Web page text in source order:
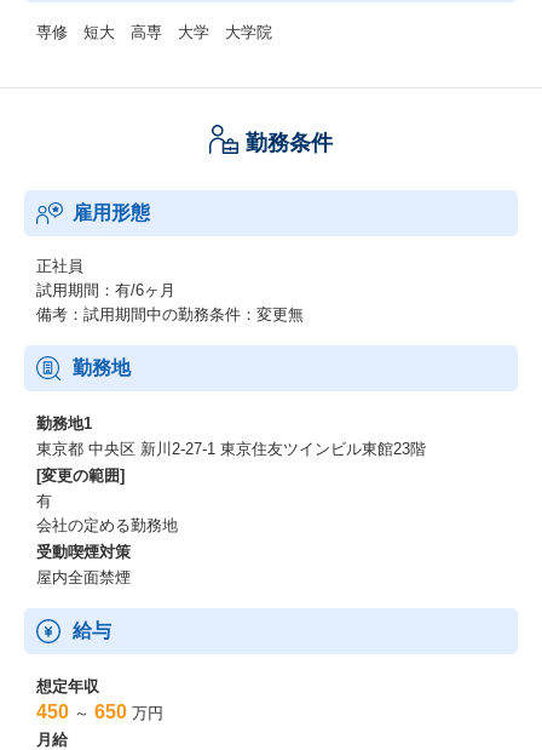
専修 短大 高専 大学 大学院
勤務条件
雇用形態
正社員
試用期間：有/6ヶ月
備考：試用期間中の勤務条件：変更無
勤務地
勤務地1
東京都 中央区 新川2-27-1 東京住友ツインビル東館23階
[変更の範囲]
有
会社の定める勤務地
受動喫煙対策
屋内全面禁煙
給与
想定年収
450 ～ 650 万円
月給